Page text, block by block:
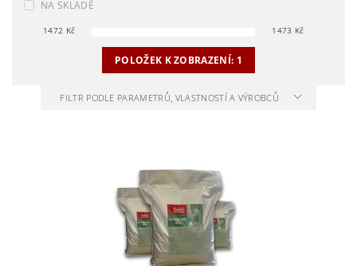
NA SKLADĚ
1472 Kč 1473 Kč
POLOŽEK K ZOBRAZENÍ: 1
FILTR PODLE PARAMETRŮ, VLASTNOSTÍ A VÝROBCŮ